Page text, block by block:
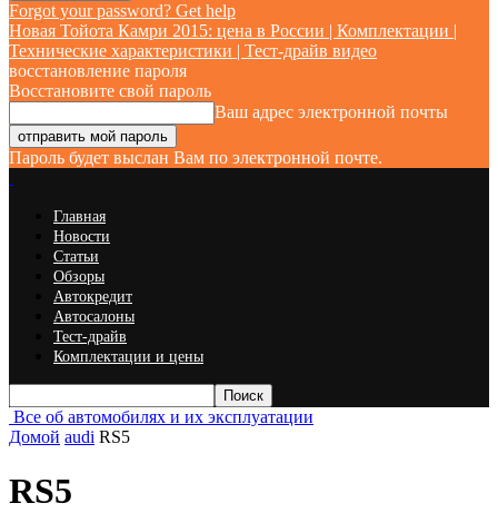
Forgot your password? Get help
Новая Тойота Камри 2015: цена в России | Комплектации |
Технические характеристики | Тест-драйв видео
восстановление пароля
Восстановите свой пароль
Ваш адрес электронной почты
Пароль будет выслан Вам по электронной почте.
Главная
Новости
Статьи
Обзоры
Автокредит
Автосалоны
Тест-драйв
Комплектации и цены
Все об автомобилях и их эксплуатации
Домой audi RS5
RS5